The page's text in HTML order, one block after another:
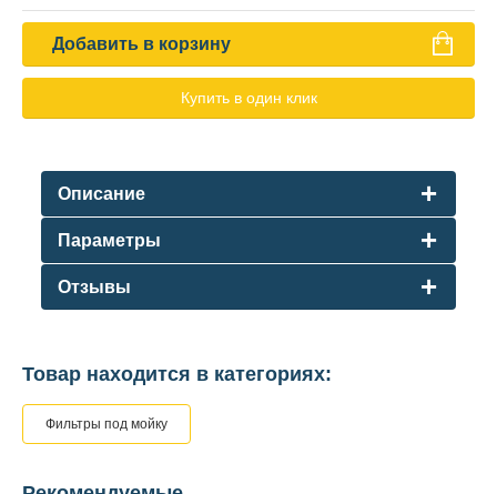
Добавить в корзину
Купить в один клик
Описание
Параметры
Отзывы
Товар находится в категориях:
Фильтры под мойку